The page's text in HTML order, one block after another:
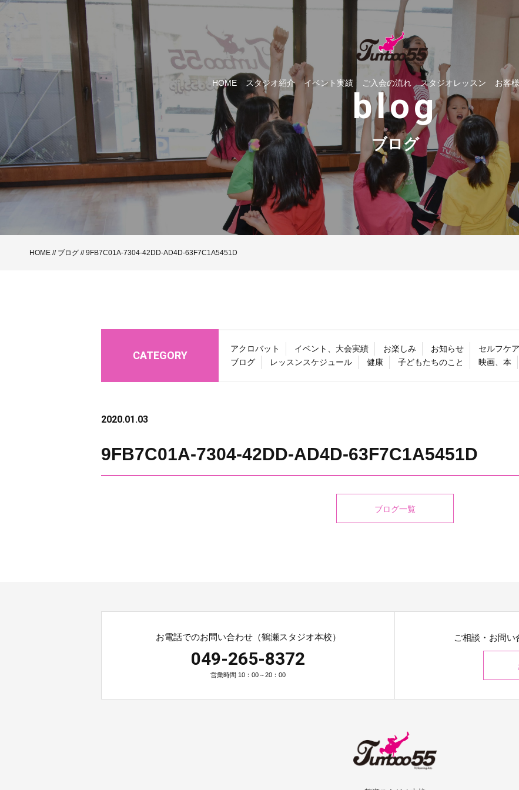
HOME スタジオ紹介 イベント実績 ご入会の流れ スタジオレッスン お客
blog
ブログ
HOME // ブログ // 9FB7C01A-7304-42DD-AD4D-63F7C1A5451D
CATEGORY
アクロバット イベント、大会実績 お楽しみ お知らせ セルフケア
ブログ
レッスンスケジュール 健康 子どもたちのこと 映画、本
2020.01.03
9FB7C01A-7304-42DD-AD4D-63F7C1A5451D
ブログ一覧
お電話でのお問い合わせ（鶴瀬スタジオ本校）
049-265-8372
営業時間 10：00～20：00
ご相談・お問い